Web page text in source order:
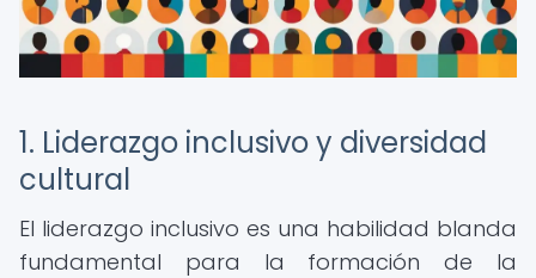
1. Liderazgo inclusivo y diversidad
cultural
El liderazgo inclusivo es una habilidad blanda
fundamental para la formación de la